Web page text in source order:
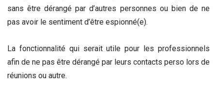
sans être dérangé par d’autres personnes ou bien de ne
pas avoir le sentiment d’être espionné(e).
La fonctionnalité qui serait utile pour les professionnels
afin de ne pas être dérangé par leurs contacts perso lors de
réunions ou autre.